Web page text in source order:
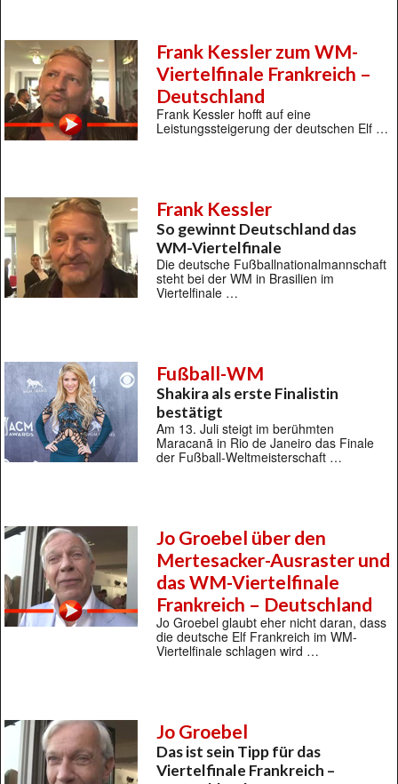
Frank Kessler zum WM-
Viertelfinale Frankreich –
Deutschland
Frank Kessler hofft auf eine
Leistungssteigerung der deutschen Elf …
Frank Kessler
So gewinnt Deutschland das
WM-Viertelfinale
Die deutsche Fußballnationalmannschaft
steht bei der WM in Brasilien im
Viertelfinale …
Fußball-WM
Shakira als erste Finalistin
bestätigt
Am 13. Juli steigt im berühmten
Maracanã in Rio de Janeiro das Finale
der Fußball-Weltmeisterschaft …
Jo Groebel über den
Mertesacker-Ausraster und
das WM-Viertelfinale
Frankreich – Deutschland
Jo Groebel glaubt eher nicht daran, dass
die deutsche Elf Frankreich im WM-
Viertelfinale schlagen wird …
Jo Groebel
Das ist sein Tipp für das
Viertelfinale Frankreich –